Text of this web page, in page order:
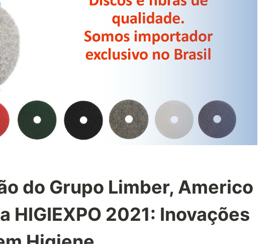
do Grupo Limber, Americo
HIGIEXPO 2021: Inovações